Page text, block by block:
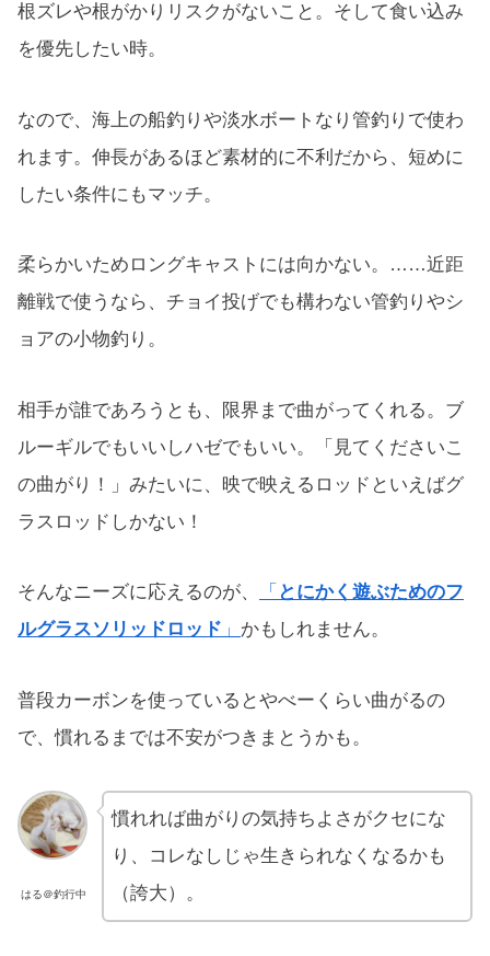
根ズレや根がかりリスクがないこと。そして食い込み
を優先したい時。
なので、海上の船釣りや淡水ボートなり管釣りで使わ
れます。伸長があるほど素材的に不利だから、短めに
したい条件にもマッチ。
柔らかいためロングキャストには向かない。……近距
離戦で使うなら、チョイ投げでも構わない管釣りやシ
ョアの小物釣り。
相手が誰であろうとも、限界まで曲がってくれる。ブ
ルーギルでもいいしハゼでもいい。「見てくださいこ
の曲がり！」みたいに、映で映えるロッドといえばグ
ラスロッドしかない！
そんなニーズに応えるのが、 「 とにかく遊ぶためのフ
ルグラスソリッドロッド 」 かもしれません。
普段カーボンを使っているとやべーくらい曲がるの
で、慣れるまでは不安がつきまとうかも。
はる＠釣行中
慣れれば曲がりの気持ちよさがクセにな
り、コレなしじゃ生きられなくなるかも
（誇大）。